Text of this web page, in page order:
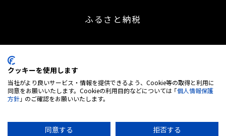
ふるさと納税
〒453-0041 名古屋市中村区本陣通 2 丁目 30 番地
052-414-5527
営業時間：9:00～18:30 | 定休日：日・祝日 (※土曜日不定休)
古物営業 愛知県公安委員会 第543850202700号
クッキーを使用します
当社がより良いサービス・情報を提供できるよう、Cookie等の取得と利用に
同意をお願いいたします。Cookieの利用目的などについては 「個人情報保護
方針」 のご確認をお願いいたします。
同意する 拒否する